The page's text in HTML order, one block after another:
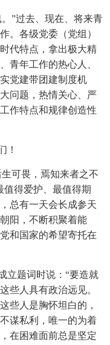
”过去、现在、将来青
。各级党委（党组）
代特点，拿出极大精
青年工作的热心人、
党建带团建制度机
问题，热情关心、严
作特点和规律创造性
！
可畏，焉知来者之不
值得爱护、最值得期
总有一天会长成参天
阳，不断积聚着能
和国家的希望寄托在
立题词时说：“要造就
些人具有政治远见。
些人是胸怀坦白的，
谋私利，唯一的为着
在困难面前总是坚定